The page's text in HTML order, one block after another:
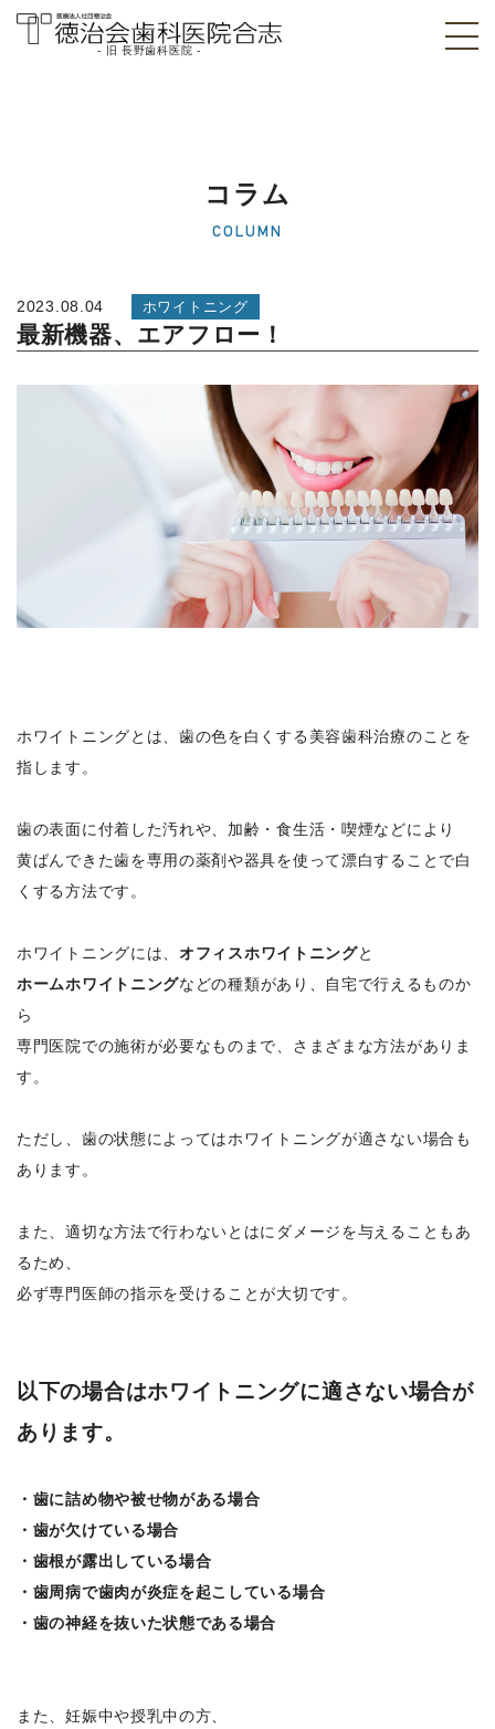
医院]｜熊本県合志
- 旧 長野歯科医院 -
コラム
COLUMN
2023.08.04 ホワイトニング
最新機器、エアフロー！
ホワイトニングとは、歯の色を白くする美容歯科治療のことを
指します。
歯の表面に付着した汚れや、加齢・食生活・喫煙などにより
黄ばんできた歯を専用の薬剤や器具を使って漂白することで白
くする方法です。
ホワイトニングには、 オフィスホワイトニングと
ホームホワイトニングなどの種類があり、自宅で行えるものか
ら
専門医院での施術が必要なものまで、さまざまな方法がありま
す。
ただし、歯の状態によってはホワイトニングが適さない場合も
あります。
また、適切な方法で行わないとはにダメージを与えることもあ
るため、
必ず専門医師の指示を受けることが大切です。
以下の場合はホワイトニングに適さない場合が
あります。
・歯に詰め物や被せ物がある場合
・歯が欠けている場合
・歯根が露出している場合
・歯周病で歯肉が炎症を起こしている場合
・歯の神経を抜いた状態である場合
また、妊娠中や授乳中の方、